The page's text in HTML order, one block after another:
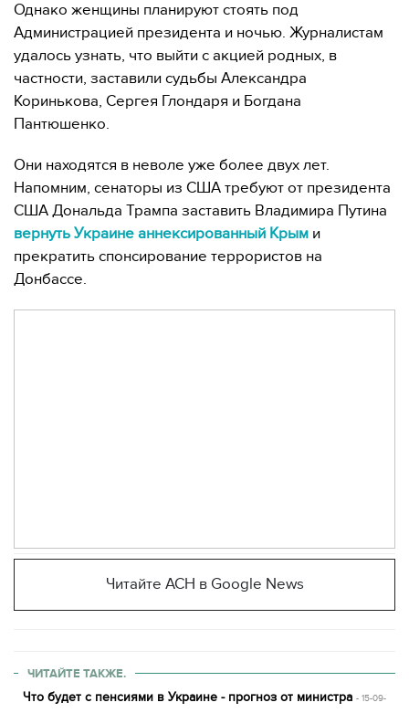
Однако женщины планируют стоять под
Администрацией президента и ночью. Журналистам
удалось узнать, что выйти с акцией родных, в
частности, заставили судьбы Александра
Коринькова, Сергея Глондаря и Богдана
Пантюшенко.
Они находятся в неволе уже более двух лет.
Напомним, сенаторы из США требуют от президента
США Дональда Трампа заставить Владимира Путина
вернуть Украине аннексированный Крым и
прекратить спонсирование террористов на
Донбассе.
Читайте АСН в Google News
ЧИТАЙТЕ ТАКЖЕ.
Что будет с пенсиями в Украине - прогноз от министра - 15-09-